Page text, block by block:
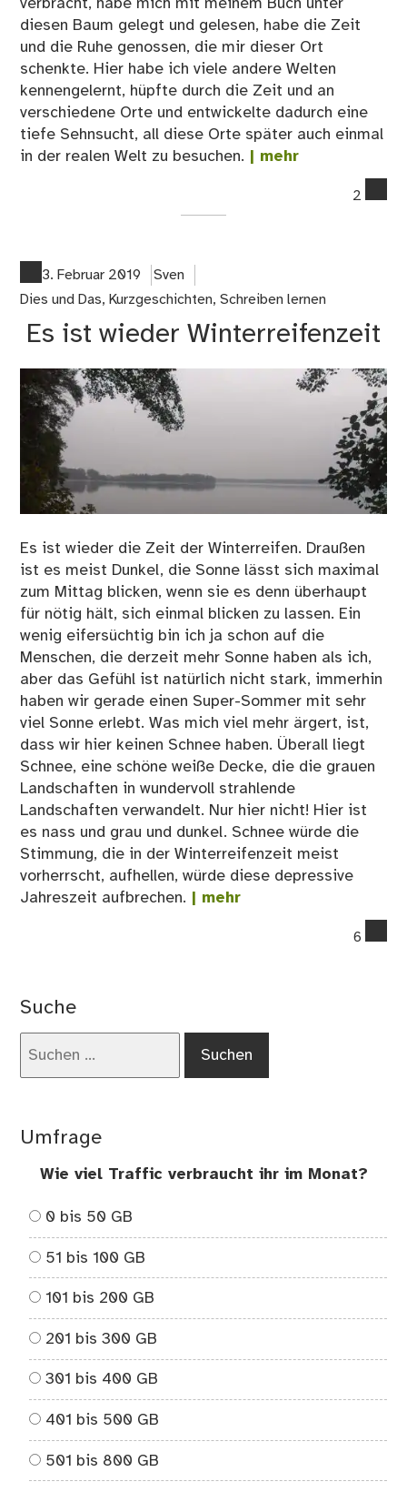
verbracht, habe mich mit meinem Buch unter
diesen Baum gelegt und gelesen, habe die Zeit
und die Ruhe genossen, die mir dieser Ort
schenkte. Hier habe ich viele andere Welten
kennengelernt, hüpfte durch die Zeit und an
verschiedene Orte und entwickelte dadurch eine
tiefe Sehnsucht, all diese Orte später auch einmal
in der realen Welt zu besuchen. | mehr
2
3. Februar 2019
Sven
Dies und Das, Kurzgeschichten,Schreiben lernen
Es ist wieder Winterreifenzeit
Es ist wieder die Zeit der Winterreifen. Draußen
ist es meist Dunkel, die Sonne lässt sich maximal
zum Mittag blicken, wenn sie es denn überhaupt
für nötig hält, sich einmal blicken zu lassen. Ein
wenig eifersüchtig bin ich ja schon auf die
Menschen, die derzeit mehr Sonne haben als ich,
aber das Gefühl ist natürlich nicht stark, immerhin
haben wir gerade einen Super-Sommer mit sehr
viel Sonne erlebt. Was mich viel mehr ärgert, ist,
dass wir hier keinen Schnee haben. Überall liegt
Schnee, eine schöne weiße Decke, die die grauen
Landschaften in wundervoll strahlende
Landschaften verwandelt. Nur hier nicht! Hier ist
es nass und grau und dunkel. Schnee würde die
Stimmung, die in der Winterreifenzeit meist
vorherrscht, aufhellen, würde diese depressive
Jahreszeit aufbrechen. | mehr
6
Suche
Umfrage
Wie viel Traffic verbraucht ihr im Monat?
0 bis 50 GB
51 bis 100 GB
101 bis 200 GB
201 bis 300 GB
301 bis 400 GB
401 bis 500 GB
501 bis 800 GB